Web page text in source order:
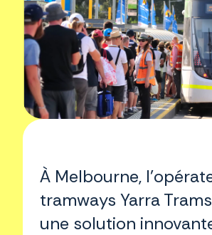
À Melbourne,
tramways Yarra
une solution